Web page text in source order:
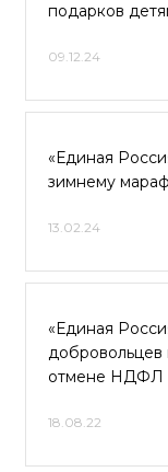
подарков
09.12.24
«Единая
зимнему
13.02.24
«Единая
добровольцев
отмене НДФЛ
18.08.22